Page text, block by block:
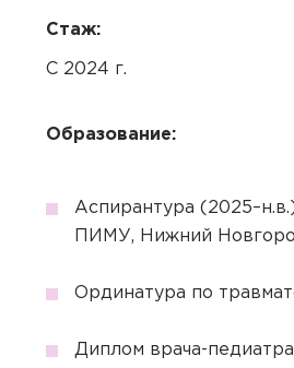
Стаж:
С 2024 г.
Образование:
Аспирантура
ПИМУ, Нижний
Ординатура по
Диплом врача-